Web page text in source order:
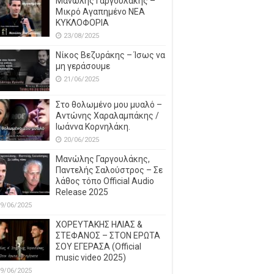
Μικρό Αγαπημένο NEΑ
ΚΥΚΛΟΦΟΡΙΑ
23/08/2025
Νίκος Βεζυράκης – Ίσως να
μη γεράσουμε
21/06/2025
Στο θολωμένο μου μυαλό –
Αντώνης Χαραλαμπάκης /
Ιωάννα Κορνηλάκη.
20/06/2025
Μανώλης Γαργουλάκης,
Παντελής Σαλούστρος – Σε
λάθος τόπο Official Audio
Release 2025
06/2025
ΧΟΡΕΥΤΑΚΗΣ ΗΛΙΑΣ &
ΣΤΕΦΑΝΟΣ – ΣΤΟΝ ΕΡΩΤΑ
ΣΟΥ ΕΓΕΡΑΣΑ (Official
music video 2025)
06/2025